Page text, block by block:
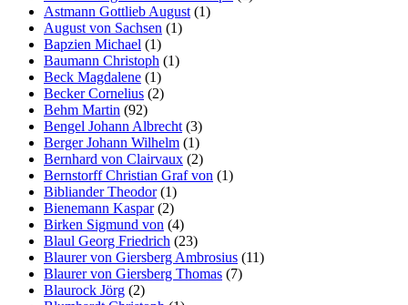
Astmann Gottlieb August (1)
August von Sachsen (1)
Bapzien Michael (1)
Baumann Christoph (1)
Beck Magdalene (1)
Becker Cornelius (2)
Behm Martin (92)
Bengel Johann Albrecht (3)
Berger Johann Wilhelm (1)
Bernhard von Clairvaux (2)
Bernstorff Christian Graf von (1)
Bibliander Theodor(1)
Bienemann Kaspar(2)
Birken Sigmund von (4)
Blaul Georg Friedrich (23)
Blaurer von Giersberg Ambrosius (11)
Blaurer von Giersberg Thomas (7)
Blaurock Jörg (2)